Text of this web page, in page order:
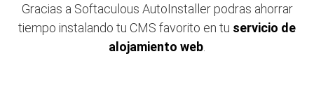
Gracias a Softaculous AutoInstaller podras ahorrar
tiempo instalando tu CMS favorito en tu servicio de
alojamiento web